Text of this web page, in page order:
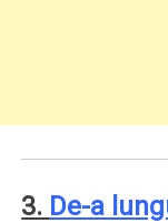
3. De-a